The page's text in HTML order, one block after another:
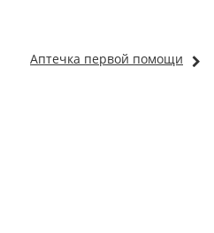
Аптечка первой помощи